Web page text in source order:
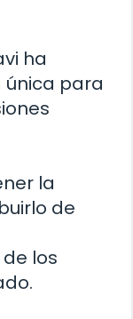
ha
para
la
de
los